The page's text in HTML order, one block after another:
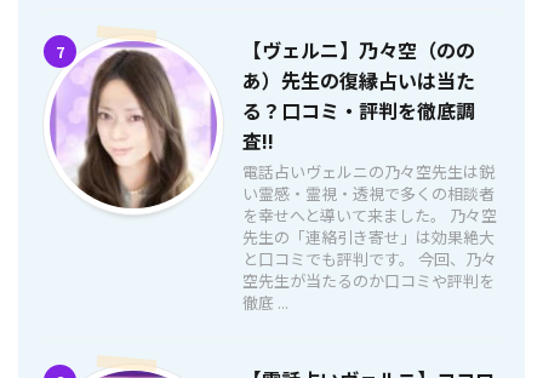
7
【ヴェルニ】乃々空（のの
あ）先生の復縁占いは当た
る？口コミ・評判を徹底調
査!!
電話占いヴェルニの乃々空先生は鋭
い霊感・霊視・透視で多くの相談者
を幸せへと導いて来ました。 乃々空
先生の「連絡引き寄せ」は効果絶大
と口コミでも評判です。 今回、乃々
空先生が当たるのか口コミや評判を
徹底 ...